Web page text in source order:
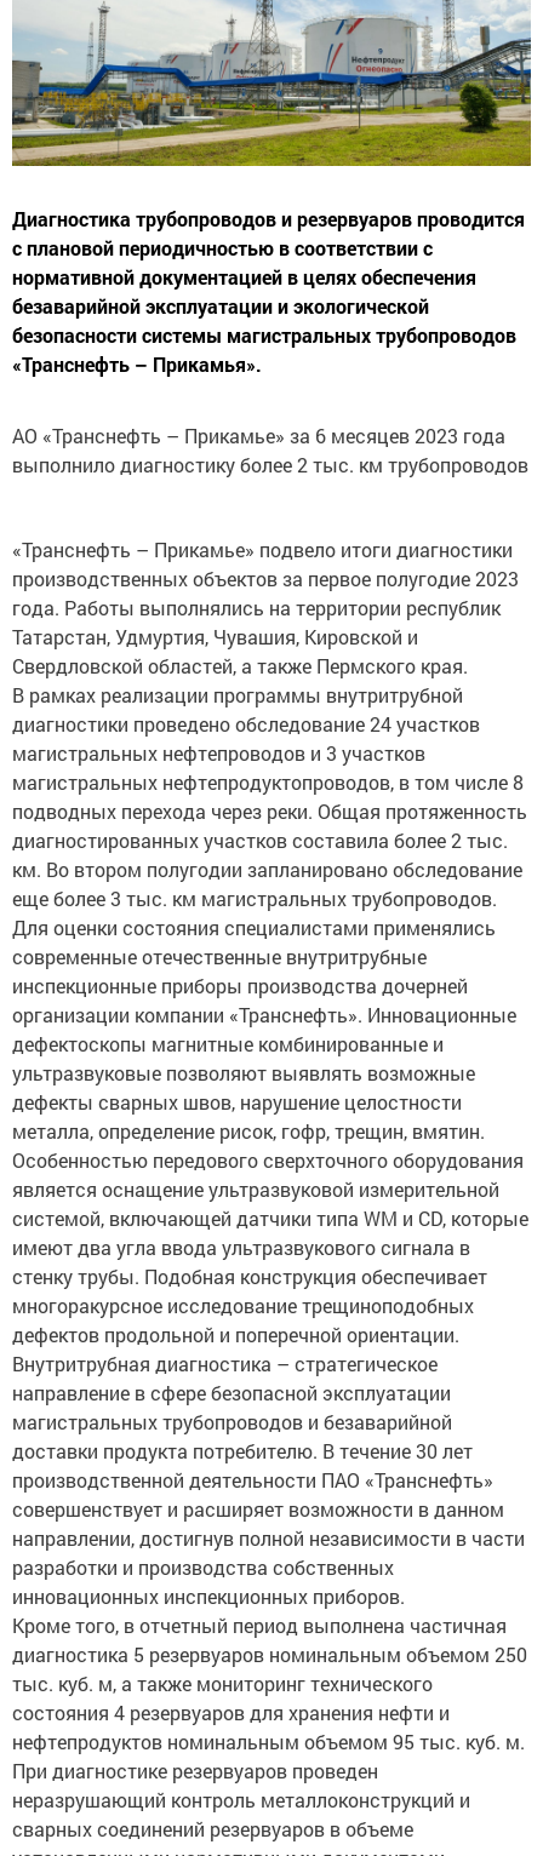
с плановой периодичностью в соответствии с
нормативной документацией в целях обеспечения
безаварийной эксплуатации и экологической
безопасности системы магистральных трубопроводов
«Транснефть – Прикамья».
выполнило диагностику более 2 тыс. км трубопроводов
производственных объектов за первое полугодие 2023
года. Работы выполнялись на территории республик
Татарстан, Удмуртия, Чувашия, Кировской и
Свердловской областей, а также Пермского края.
В рамках реализации программы внутритрубной
диагностики проведено обследование 24 участков
магистральных нефтепроводов и 3 участков
магистральных нефтепродуктопроводов, в том числе 8
подводных перехода через реки. Общая протяженность
диагностированных участков составила более 2 тыс.
км. Во втором полугодии запланировано обследование
еще более 3 тыс. км магистральных трубопроводов.
Для оценки состояния специалистами применялись
современные отечественные внутритрубные
инспекционные приборы производства дочерней
организации компании «Транснефть». Инновационные
дефектоскопы магнитные комбинированные и
ультразвуковые позволяют выявлять возможные
дефекты сварных швов, нарушение целостности
металла, определение рисок, гофр, трещин, вмятин.
Особенностью передового сверхточного оборудования
является оснащение ультразвуковой измерительной
системой, включающей датчики типа WM и CD, которые
имеют два угла ввода ультразвукового сигнала в
стенку трубы. Подобная конструкция обеспечивает
многоракурсное исследование трещиноподобных
дефектов продольной и поперечной ориентации.
Внутритрубная диагностика – стратегическое
направление в сфере безопасной эксплуатации
магистральных трубопроводов и безаварийной
доставки продукта потребителю. В течение 30 лет
производственной деятельности ПАО «Транснефть»
совершенствует и расширяет возможности в данном
направлении, достигнув полной независимости в части
разработки и производства собственных
инновационных инспекционных приборов.
Кроме того, в отчетный период выполнена частичная
диагностика 5 резервуаров номинальным объемом 250
тыс. куб. м, а также мониторинг технического
состояния 4 резервуаров для хранения нефти и
нефтепродуктов номинальным объемом 95 тыс. куб. м.
При диагностике резервуаров проведен
неразрушающий контроль металлоконструкций и
сварных соединений резервуаров в объеме
установленными нормативными документами.